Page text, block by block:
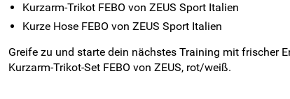
Kurzarm-Trikot FEBO von ZEUS Sport Italien
Kurze Hose FEBO von ZEUS Sport Italien
Greife zu und starte dein nächstes Training mit frischer
Kurzarm-Trikot-Set FEBO von ZEUS, rot/weiß.